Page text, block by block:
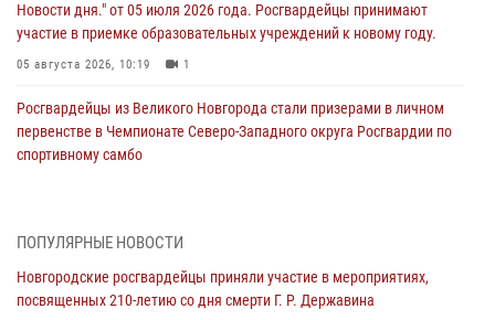
Новости дня." от 05 июля 2026 года. Росгвардейцы принимают
участие в приемке образовательных учреждений к новому году.
05 августа 2026, 10:19 1
Росгвардейцы из Великого Новгорода стали призерами в личном
первенстве в Чемпионате Северо-Западного округа Росгвардии по
спортивному самбо
детского лагеря
04 августа 2026, 09:13 5
ПОПУЛЯРНЫЕ НОВОСТИ
Новгородские росгвардейцы приняли участие в мероприятиях,
посвященных 210-летию со дня смерти Г. Р. Державина